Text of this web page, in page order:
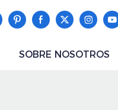
SOBRE NOSOTROS